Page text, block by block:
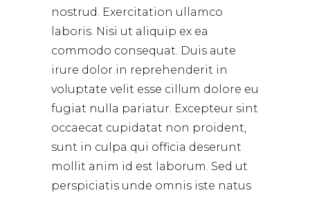
nostrud. Exercitation ullamco
laboris. Nisi ut aliquip ex ea
commodo consequat. Duis aute
irure dolor in reprehenderit in
voluptate velit esse cillum dolore eu
fugiat nulla pariatur. Excepteur sint
occaecat cupidatat non proident,
sunt in culpa qui officia deserunt
mollit anim id est laborum. Sed ut
perspiciatis unde omnis iste natus